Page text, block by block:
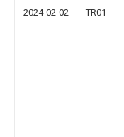
2024-02-02 TR01